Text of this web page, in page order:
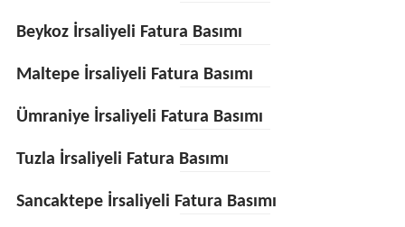
Beykoz İrsaliyeli Fatura Basımı
Maltepe İrsaliyeli Fatura Basımı
Ümraniye İrsaliyeli Fatura Basımı
Tuzla İrsaliyeli Fatura Basımı
Sancaktepe İrsaliyeli Fatura Basımı